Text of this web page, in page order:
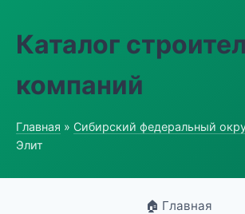
Каталог
компаний
Главная » Сибирский федеральный
Элит
🏠 Главная